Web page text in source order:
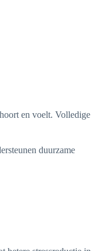
en voelt. Volledige
duurzame